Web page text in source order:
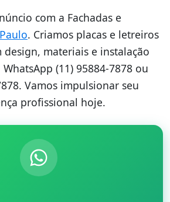
com a Fachadas e
. Criamos placas e letreiros
design, materiais e instalação
(11) 95884-7878 ou
Vamos impulsionar seu
profissional hoje.